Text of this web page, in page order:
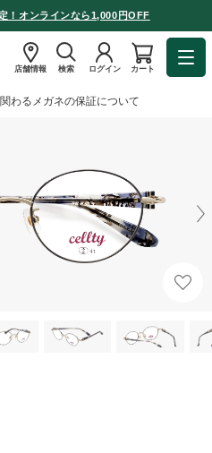
！オンラインなら1,000円OFF
店舗情報 検索 ログイン カート
わるメガネの保証について